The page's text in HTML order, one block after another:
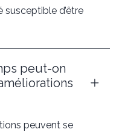
susceptible d’être
peut-on
peuvent se